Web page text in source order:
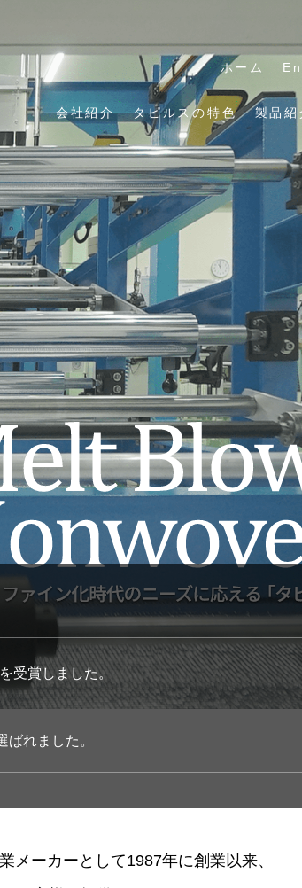
ホーム
会社紹介 タピルスの特色 製品紹
受賞しました。
ばれました。
メーカーとして1987年に創業以来、